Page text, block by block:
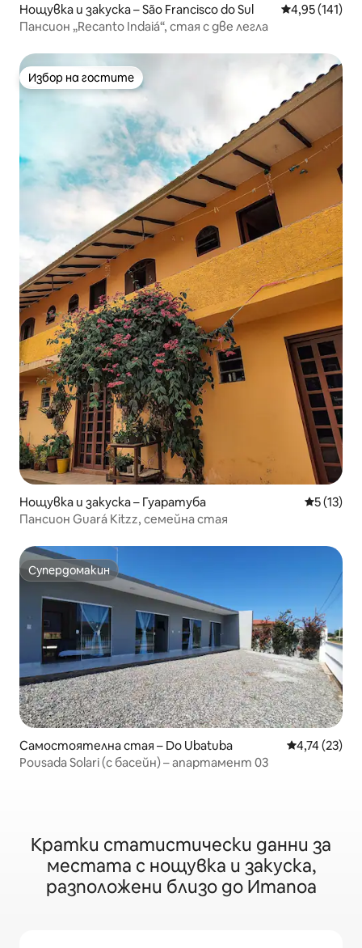
Нощувка и закуска – São Francisco do Sul Средна
4,95 (141)
Пансион „Recanto Indaiá“, стая с две легла
Избор на гостите
Избор на гостите
Нощувка и закуска – Гуаратуба Средна
5 (13)
Пансион Guará Kitzz, семейна стая
Супердомакин
Супердомакин
Самостоятелна стая – Do Ubatuba Средна
4,74 (23)
Pousada Solari (с басейн) – апартамент 03
Кратки статистически данни за
местата с нощувка и закуска,
разположени близо до Итапоа